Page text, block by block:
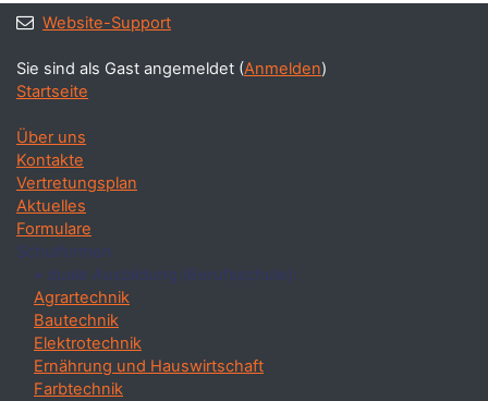
Website-Support
Sie sind als Gast angemeldet (Anmelden)
Startseite
Über uns
Kontakte
Vertretungsplan
Aktuelles
Formulare
Schulformen
• duale Ausbildung (Berufsschule):
Agrartechnik
Bautechnik
Elektrotechnik
Ernährung und Hauswirtschaft
Farbtechnik